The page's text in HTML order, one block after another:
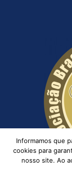
Informamos que
cookies para
nosso site. Ao